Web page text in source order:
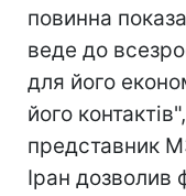
повинна
веде до
для його
його
представник
Іран дозволив